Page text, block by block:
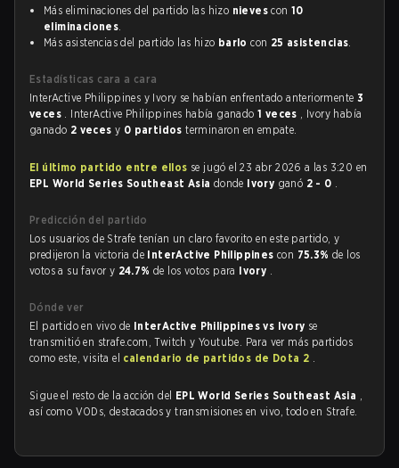
Más eliminaciones del partido las hizo nieves con10
eliminaciones.
Más asistencias del partido las hizo barlo con 25 asistencias.
Estadísticas cara a cara
InterActive Philippines y Ivory se habían enfrentado anteriormente 3
veces . InterActive Philippines había ganado1 veces , Ivory había
ganado 2 vecesy 0 partidosterminaron en empate.
El último partido entre ellos se jugó el 23 abr 2026 a las 3:20 en
EPL World Series Southeast Asia donde Ivory ganó 2 - 0 .
Predicción del partido
Los usuarios de Strafe tenían un claro favorito en este partido, y
predijeron la victoria de InterActive Philippinescon 75.3%de los
votos a su favor y 24.7%de los votos para Ivory .
Dónde ver
El partido en vivo de InterActive Philippines vs Ivory se
transmitió en strafe.com, Twitch y Youtube. Para ver más partidos
como este, visita el calendario de partidos de Dota 2 .
Sigue el resto de la acción del EPL World Series Southeast Asia ,
así como VODs, destacados y transmisiones en vivo, todo en Strafe.